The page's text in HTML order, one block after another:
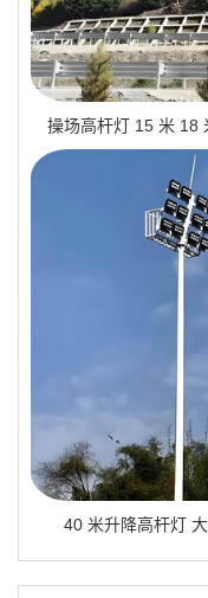
操场高杆灯 15 米 18
40 米升降高杆灯